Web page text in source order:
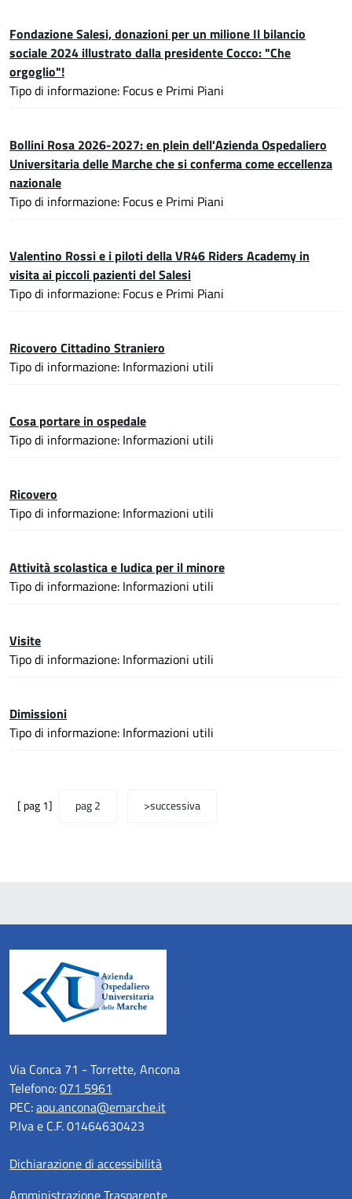
Fondazione Salesi, donazioni per un milione Il bilancio
sociale 2024 illustrato dalla presidente Cocco: "Che
orgoglio"!
Tipo di informazione: Focus e Primi Piani
Bollini Rosa 2026-2027: en plein dell'Azienda Ospedaliero
Universitaria delle Marche che si conferma come eccellenza
nazionale
Tipo di informazione: Focus e Primi Piani
Valentino Rossi e i piloti della VR46 Riders Academy in
visita ai piccoli pazienti del Salesi
Tipo di informazione: Focus e Primi Piani
Ricovero Cittadino Straniero
Tipo di informazione: Informazioni utili
Cosa portare in ospedale
Tipo di informazione: Informazioni utili
Ricovero
Tipo di informazione: Informazioni utili
Attività scolastica e ludica per il minore
Tipo di informazione: Informazioni utili
Visite
Tipo di informazione: Informazioni utili
Dimissioni
Tipo di informazione: Informazioni utili
[ pag 1] pag 2 >successiva
Via Conca 71 - Torrette, Ancona
Telefono:071 5961
PEC:aou.ancona@emarche.it
P.Iva e C.F. 01464630423
Dichiarazione di accessibilità
Amministrazione Trasparente